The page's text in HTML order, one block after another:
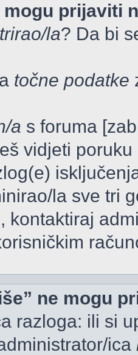
mogu prijaviti
la? Da bi
točne podatke
a s foruma
vidjeti
la sve tri
kontaktiraj
ne mogu
razloga: ili si
ica